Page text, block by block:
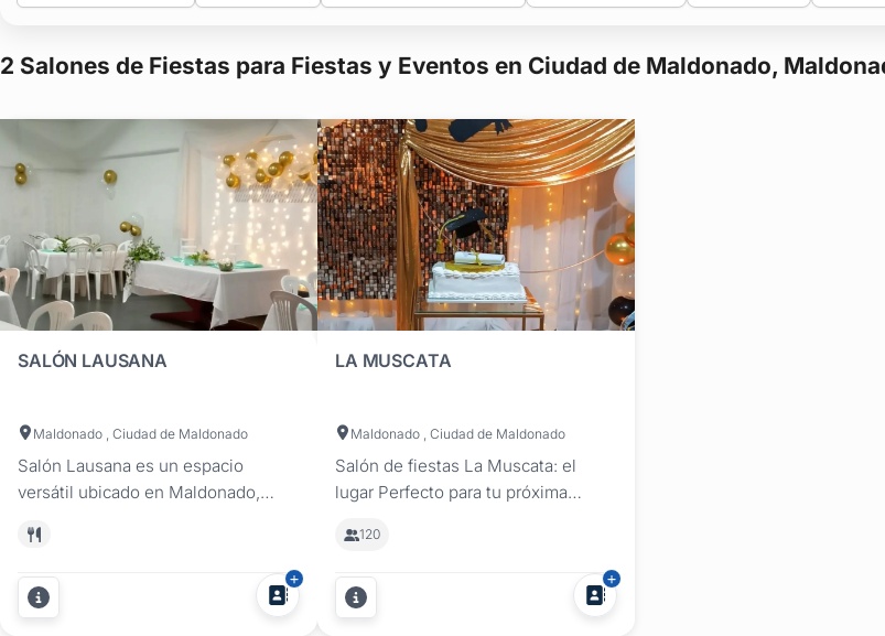
2 Salones de Fiestas para Fiestas y Eventos en Ciudad de Maldonado,
SALÓN LAUSANA
Maldonado , Ciudad de Maldonado
Salón Lausana es un espacio
versátil ubicado en Maldonado,
sociales y encuentros corporativos.
Con un diseño abierto y acogedor,
nuestra sala se adapta
perfectamente a celebraciones
LA MUSCATA
Maldonado , Ciudad de Maldonado
Salón de fiestas La Muscata: el
lugar Perfecto para tu próxima
planeando una reunión especial o
una fiesta significativa? Descubrí La
Muscata en Maldonado, un salón de
fiestas versátil que ofrece un
120